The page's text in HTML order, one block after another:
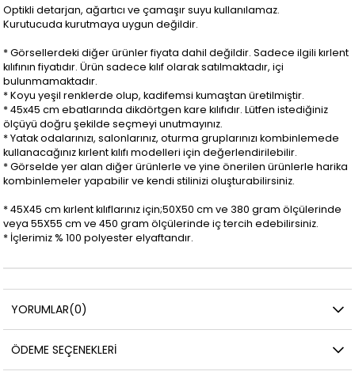
Optikli detarjan, ağartıcı ve çamaşır suyu kullanılamaz.
Kurutucuda kurutmaya uygun değildir.
* Görsellerdeki diğer ürünler fiyata dahil değildir. Sadece ilgili kırlent
kılıfının fiyatıdır. Ürün sadece kılıf olarak satılmaktadır, içi
bulunmamaktadır.
* Koyu yeşil renklerde olup, kadifemsi kumaştan üretilmiştir.
* 45x45 cm ebatlarında dikdörtgen kare kılıfıdır. Lütfen istediğiniz
ölçüyü doğru şekilde seçmeyi unutmayınız.
* Yatak odalarınızı, salonlarınız, oturma gruplarınızı kombinlemede
kullanacağınız kırlent kılıfı modelleri için değerlendirilebilir.
* Görselde yer alan diğer ürünlerle ve yine önerilen ürünlerle harika
kombinlemeler yapabilir ve kendi stilinizi oluşturabilirsiniz.
* 45X45 cm kırlent kılıflarınız için;50X50 cm ve 380 gram ölçülerinde
veya 55X55 cm ve 450 gram ölçülerinde iç tercih edebilirsiniz.
* İçlerimiz % 100 polyester elyaftandır.
YORUMLAR(0)
ÖDEME SEÇENEKLERI